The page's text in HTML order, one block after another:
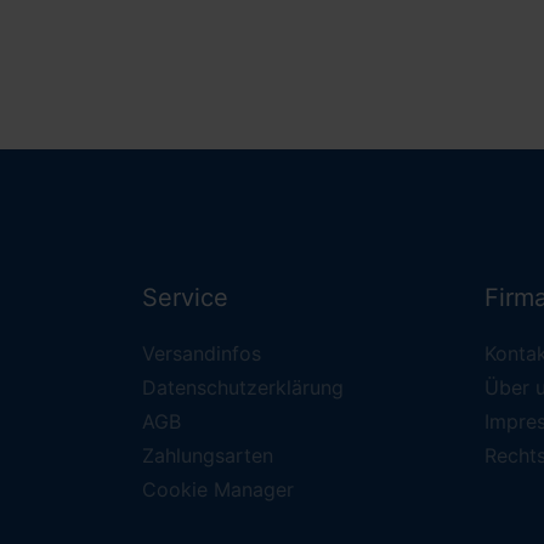
Service
Versandinfos
Datenschutzerklärung
AGB
Zahlungsarten
Cookie Manager
Über